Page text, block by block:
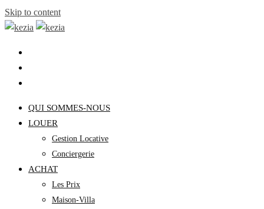
Skip to content
QUI SOMMES-NOUS
LOUER
Gestion Locative
Conciergerie
ACHAT
Les Prix
Maison-Villa